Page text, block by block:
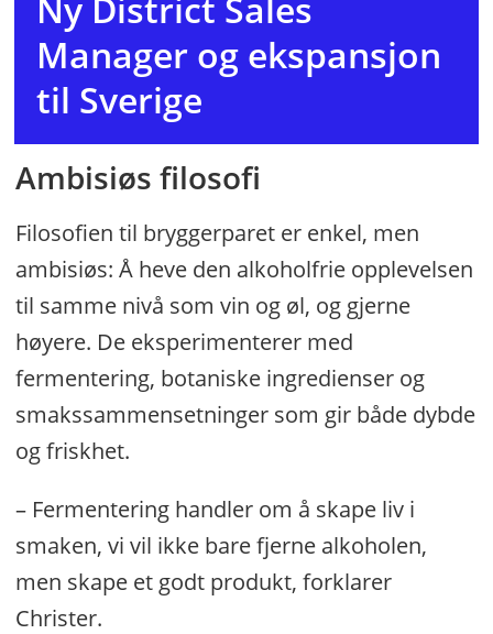
Manager og ekspansjon
til Sverige
Ambisiøs filosofi
Filosofien til bryggerparet er enkel, men
ambisiøs: Å heve den alkoholfrie opplevelsen
til samme nivå som vin og øl, og gjerne
høyere. De eksperimenterer med
fermentering, botaniske ingredienser og
smakssammensetninger som gir både dybde
og friskhet.
– Fermentering handler om å skape liv i
smaken, vi vil ikke bare fjerne alkoholen,
men skape et godt produkt, forklarer
Christer.